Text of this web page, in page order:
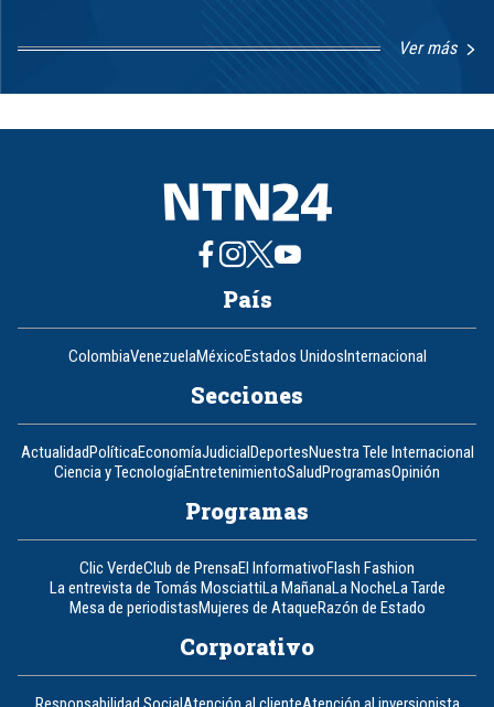
Ver más
1
8
País
ColombiaVenezuelaMéxicoEstados UnidosInternacional
Secciones
ActualidadPolíticaEconomíaJudicialDeportesNuestra Tele Internacional
Ciencia y TecnologíaEntretenimientoSaludProgramasOpinión
Programas
Clic VerdeClub de PrensaEl InformativoFlash Fashion
La entrevista de Tomás MosciattiLa MañanaLa NocheLa Tarde
Mesa de periodistasMujeres de AtaqueRazón de Estado
Corporativo